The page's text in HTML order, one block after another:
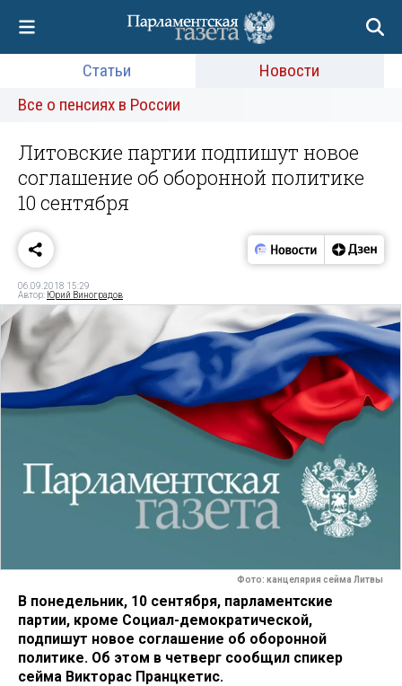
Статьи
Новости
Все о пенсиях в России
Литовские партии подпишут новое
соглашение об оборонной политике
10 сентября
06.09.2018 15:29
Автор: Юрий Виноградов
Фото: канцелярия сейма Литвы
В понедельник, 10 сентября, парламентские
партии, кроме Социал-демократической,
подпишут новое соглашение об оборонной
политике. Об этом в четверг сообщил спикер
сейма Викторас Пранцкетис.